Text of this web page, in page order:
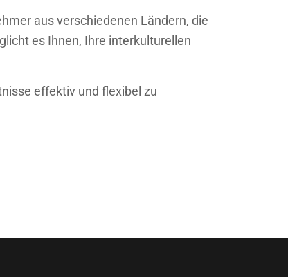
aus verschiedenen Ländern, die
es Ihnen, Ihre interkulturellen
effektiv und flexibel zu